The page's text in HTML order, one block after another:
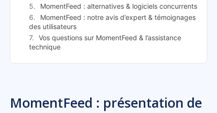
MomentFeed : alternatives & logiciels concurrents
MomentFeed : notre avis d’expert & témoignages
des utilisateurs
Vos questions sur MomentFeed & l’assistance
technique
MomentFeed : présentation de